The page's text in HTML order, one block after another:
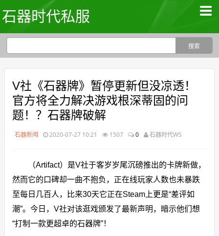
石器时代私服
V社《石器牌》暂停更新但没凉透！
官方将全力解决游戏根深蒂固的问
题！？石器牌破解
石器新闻 2020-07-27 10:21 1507 0 石器时代WS
（Artifact）是V社于客岁岁尾沉磅推出的卡牌新做，
然而它的口碑却一曲不抱负，正在线玩家人数也未暴跌
至每日几百人，比来30天它正在Steam上更是“差评如
潮”。今日，V社对该逛戏颁发了最新声明，暗示他们想
“打制一款更超卓的石器牌”！